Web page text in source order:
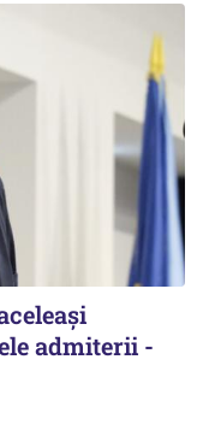
admiterii -